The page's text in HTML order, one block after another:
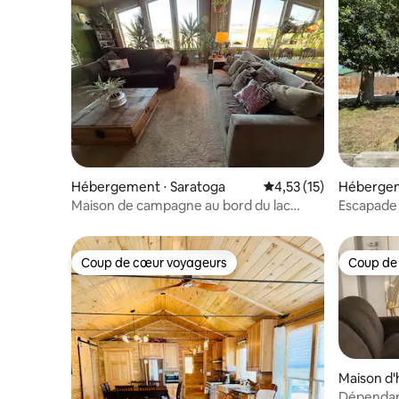
Hébergement ⋅ Saratoga Évaluation moyenne
4,53 (15)
Maison de campagne au bord du lac
Coup de cœur voyageurs
Coup de cœur voyageurs Coup
Coup
Maison